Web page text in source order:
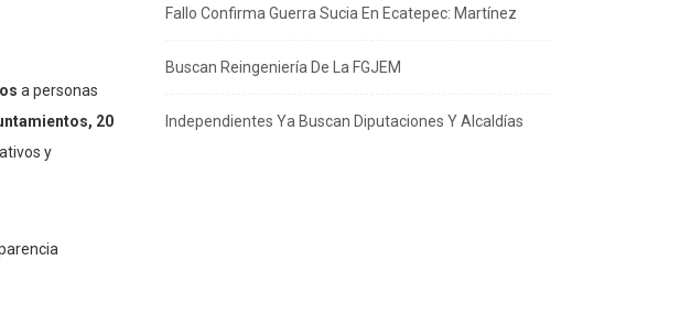
a personas
20
y
Fallo Confirma Guerra Sucia En Ecatepec: Martínez
Buscan Reingeniería De La FGJEM
Independientes Ya Buscan Diputaciones Y Alcaldías